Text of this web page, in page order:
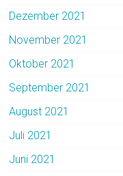
Dezember 2021
November 2021
Oktober 2021
September 2021
August 2021
Juli 2021
Juni 2021